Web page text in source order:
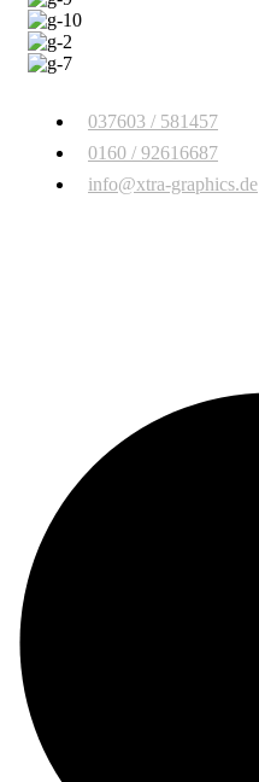
037603 / 581457
0160 / 92616687
info@xtra-graphics.de